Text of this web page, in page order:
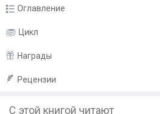
попаданцы во времени
хорошие книги для умных и красивых людей
Оглавление
Глава 1
Глава 2
Глава 3
Цикл
Награды
«Отличная книга!»
Рецензии
С этой книгой читают